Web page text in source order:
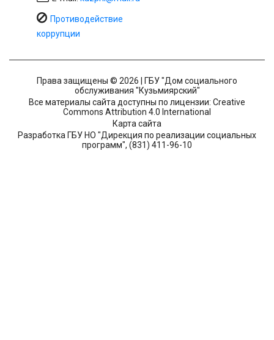
Противодействие
коррупции
Права защищены © 2026 | ГБУ "Дом социального
обслуживания "Кузьмиярский"
Все материалы сайта доступны по лицензии: Creative
Commons Attribution 4.0 International
Карта сайта
Разработка ГБУ НО "Дирекция по реализации социальных
программ", (831) 411-96-10